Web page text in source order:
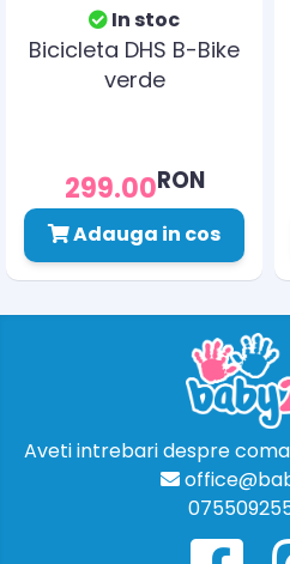
In stoc
Bicicleta DHS B-Bike
verde
299.00RON
Adauga in cos
Aveti intrebari despre